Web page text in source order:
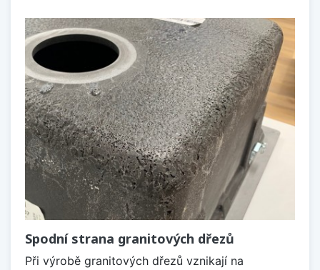
Spodní strana granitových dřezů
Při výrobě granitových dřezů vznikají na